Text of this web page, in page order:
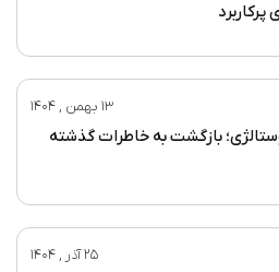
13 بهمن , 1404
بازگشت به خاطرات گذشته
25 آذر , 1404